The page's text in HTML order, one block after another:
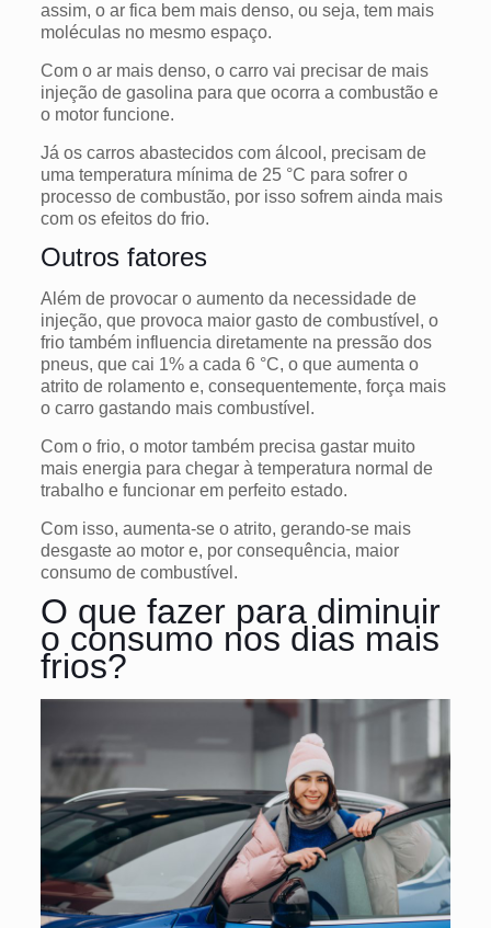
assim, o ar fica bem mais denso, ou seja, tem mais
moléculas no mesmo espaço.
Com o ar mais denso, o carro vai precisar de mais
injeção de gasolina para que ocorra a combustão e
o motor funcione.
Já os carros abastecidos com álcool, precisam de
uma temperatura mínima de 25 °C para sofrer o
processo de combustão, por isso sofrem ainda mais
com os efeitos do frio.
Outros fatores
Além de provocar o aumento da necessidade de
injeção, que provoca maior gasto de combustível, o
frio também influencia diretamente na pressão dos
pneus, que cai 1% a cada 6 °C, o que aumenta o
atrito de rolamento e, consequentemente, força mais
o carro gastando mais combustível.
Com o frio, o motor também precisa gastar muito
mais energia para chegar à temperatura normal de
trabalho e funcionar em perfeito estado.
Com isso, aumenta-se o atrito, gerando-se mais
desgaste ao motor e, por consequência, maior
consumo de combustível.
O que fazer para diminuir
o consumo nos dias mais
frios?